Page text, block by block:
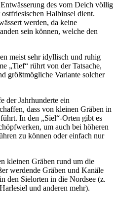
des vom Deich völlig
ostfriesischen Halbinsel dient.
werden, da keine
sein können, welche den
meist sehr idyllisch und ruhig
„Tief“ rührt von der Tatsache,
größtmögliche Variante solcher
der Jahrhunderte ein
dass von kleinen Gräben in
In den „Siel“-Orten gibt es
um auch bei höheren
zu können oder einfach nur
kleinen Gräben rund um die
werdende Gräben und Kanäle
den Sielorten in die Nordsee (z.
und anderen mehr).